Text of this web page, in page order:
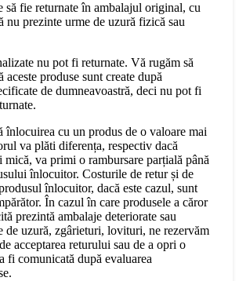
să fie returnate în ambalajul original, cu
nu prezinte urme de uzură fizică sau
nu pot fi returnate. Vă rugăm să
aceste produse sunt create după
de dumneavoastră, deci nu pot fi
înlocuirea cu un produs de o valoare mai
va plăti diferența, respectiv dacă
mică, va primi o rambursare parțială până
înlocuitor. Costurile de retur și de
înlocuitor, dacă este cazul, sunt
În cazul în care produsele a căror
prezintă ambalaje deteriorate sau
de uzură, zgârieturi, lovituri, ne rezervăm
acceptarea returului sau de a opri o
fi comunicată după evaluarea